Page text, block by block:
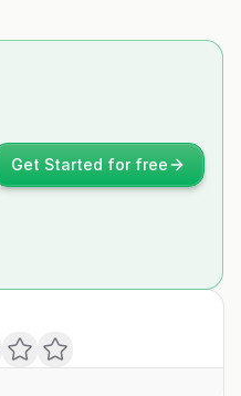
Get Started for free